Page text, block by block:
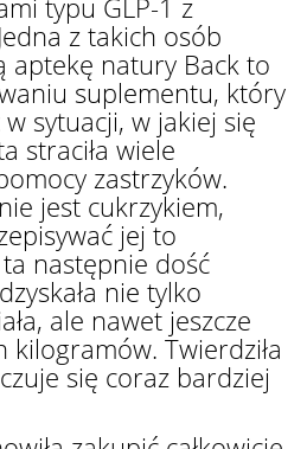
typu GLP-1 z
z takich osób
aptekę natury Back to
suplementu, który
sytuacji, w jakiej się
straciła wiele
zastrzyków.
jest cukrzykiem,
jej to
następnie dość
nie tylko
ale nawet jeszcze
kilogramów. Twierdziła
się coraz bardziej